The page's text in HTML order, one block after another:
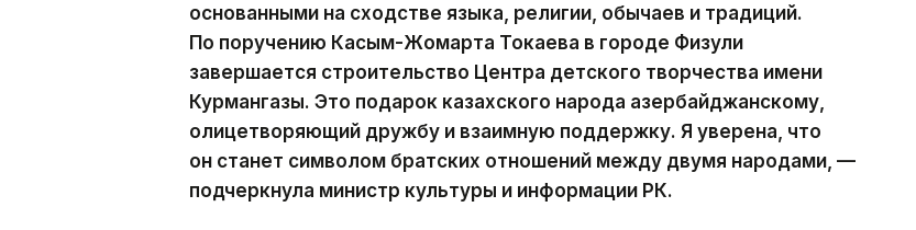
основанными на сходстве языка, религии, обычаев и традиций.
По поручению Касым-Жомарта Токаева в городе Физули
завершается строительство Центра детского творчества имени
Курмангазы. Это подарок казахского народа азербайджанскому,
олицетворяющий дружбу и взаимную поддержку. Я уверена, что
он станет символом братских отношений между двумя народами, —
подчеркнула министр культуры и информации РК.